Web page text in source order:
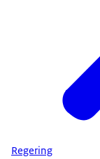
Regering